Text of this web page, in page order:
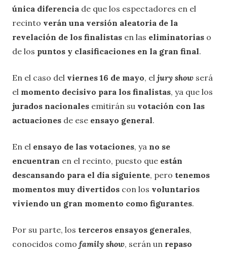
única diferencia de que los espectadores en el
recinto verán una versión aleatoria de la
revelación de los finalistas en las eliminatorias o
de los puntos y clasificaciones en la gran final.
En el caso del viernes 16 de mayo, el jury show será
el momento decisivo para los finalistas, ya que los
jurados nacionales emitirán su votación con las
actuaciones de ese ensayo general.
En el ensayo de las votaciones, ya no se
encuentran en el recinto, puesto que están
descansando para el día siguiente, pero tenemos
momentos muy divertidos con los voluntarios
viviendo un gran momento como figurantes.
Por su parte, los terceros ensayos generales,
conocidos como family show, serán un repaso